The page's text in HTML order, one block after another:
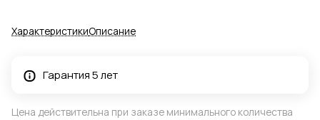
ХарактеристикиОписание
Гарантия 5 лет
Цена действительна при заказе минимального количества